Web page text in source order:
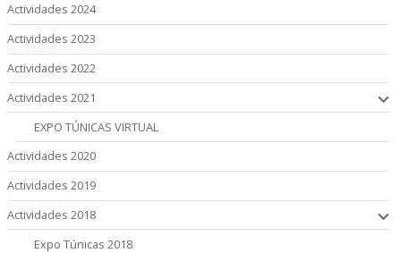
Actividades 2024
Actividades 2023
Actividades 2022
Actividades 2021
EXPO TÚNICAS VIRTUAL
Actividades 2020
Actividades 2019
Actividades 2018
Expo Túnicas 2018